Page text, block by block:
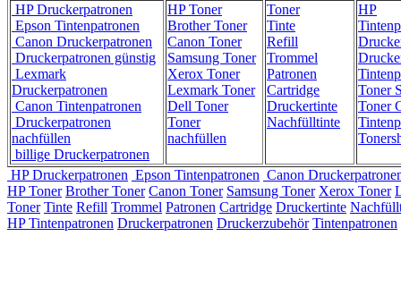
HP Druckerpatronen
Epson Tintenpatronen
Canon Druckerpatronen
Druckerpatronen günstig
Lexmark
Druckerpatronen
Canon Tintenpatronen
Druckerpatronen
nachfüllen
billige Druckerpatronen
HP Toner
Brother Toner
Canon Toner
Samsung Toner
Xerox Toner
Lexmark Toner
Dell Toner
Toner
nachfüllen
Toner
Tinte
Refill
Trommel
Patronen
Cartridge
Druckertinte
Nachfülltinte
HP
Toner
Toner
HP Druckerpatronen Epson Tintenpatronen Canon
HP Toner Brother Toner Canon Toner Samsung Toner Xerox Toner
Toner Tinte Refill Trommel Patronen Cartridge Druckertinte
HP Tintenpatronen Druckerpatronen Druckerzubehör Tintenpatronen